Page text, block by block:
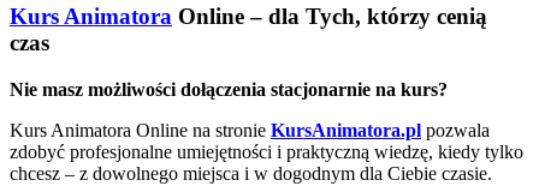
Kurs Animatora Online – dla Tych, którzy cenią
czas
Nie masz możliwości dołączenia stacjonarnie na kurs?
Kurs Animatora Online na stronie KursAnimatora.pl pozwala
zdobyć profesjonalne umiejętności i praktyczną wiedzę, kiedy tylko
chcesz – z dowolnego miejsca i w dogodnym dla Ciebie czasie.